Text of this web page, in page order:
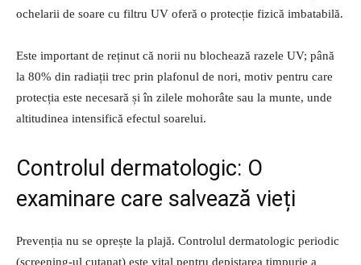
ochelarii de soare cu filtru UV oferă o protecție fizică imbatabilă.
Este important de reținut că norii nu blochează razele UV; până
la 80% din radiații trec prin plafonul de nori, motiv pentru care
protecția este necesară și în zilele mohorâte sau la munte, unde
altitudinea intensifică efectul soarelui.
Controlul dermatologic: O
examinare care salvează vieți
Prevenția nu se oprește la plajă. Controlul dermatologic periodic
(screening-ul cutanat) este vital pentru depistarea timpurie a